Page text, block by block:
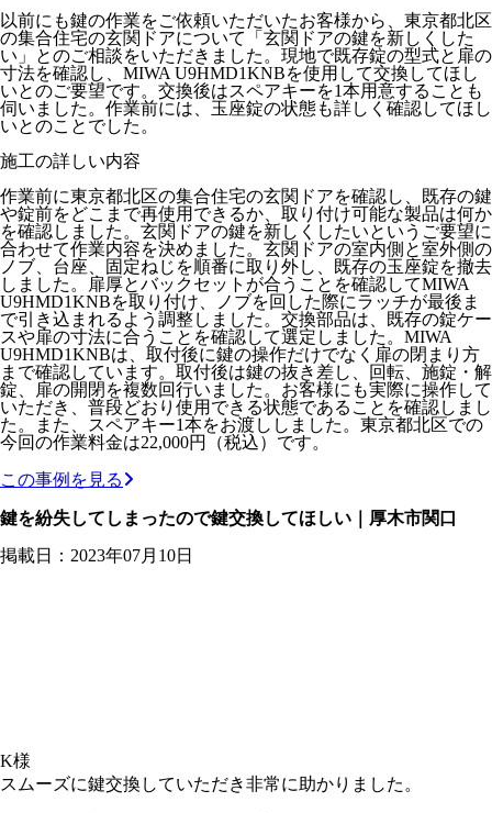
以前にも鍵の作業をご依頼いただいたお客様から、東京都北区
の集合住宅の玄関ドアについて「玄関ドアの鍵を新しくした
い」とのご相談をいただきました。現地で既存錠の型式と扉の
寸法を確認し、MIWA U9HMD1KNBを使用して交換してほし
いとのご要望です。交換後はスペアキーを1本用意することも
伺いました。作業前には、玉座錠の状態も詳しく確認してほし
いとのことでした。
施工の詳しい内容
作業前に東京都北区の集合住宅の玄関ドアを確認し、既存の鍵
や錠前をどこまで再使用できるか、取り付け可能な製品は何か
を確認しました。玄関ドアの鍵を新しくしたいというご要望に
合わせて作業内容を決めました。玄関ドアの室内側と室外側の
ノブ、台座、固定ねじを順番に取り外し、既存の玉座錠を撤去
しました。扉厚とバックセットが合うことを確認してMIWA
U9HMD1KNBを取り付け、ノブを回した際にラッチが最後ま
で引き込まれるよう調整しました。交換部品は、既存の錠ケー
スや扉の寸法に合うことを確認して選定しました。MIWA
U9HMD1KNBは、取付後に鍵の操作だけでなく扉の閉まり方
まで確認しています。取付後は鍵の抜き差し、回転、施錠・解
錠、扉の開閉を複数回行いました。お客様にも実際に操作して
いただき、普段どおり使用できる状態であることを確認しまし
た。また、スペアキー1本をお渡ししました。東京都北区での
今回の作業料金は22,000円（税込）です。
この事例を見る
鍵を紛失してしまったので鍵交換してほしい｜厚木市関口
掲載日：2023年07月10日
K様
スムーズに鍵交換していただき非常に助かりました。